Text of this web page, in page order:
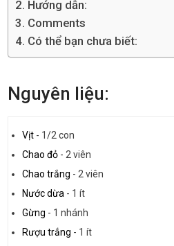
Hướng dẫn:
Comments
Có thể bạn chưa biết:
Nguyên liệu:
Vịt - 1/2 con
Chao đỏ - 2 viên
Chao trắng - 2 viên
Nước dừa - 1 ít
Gừng - 1 nhánh
Rượu trắng - 1 ít